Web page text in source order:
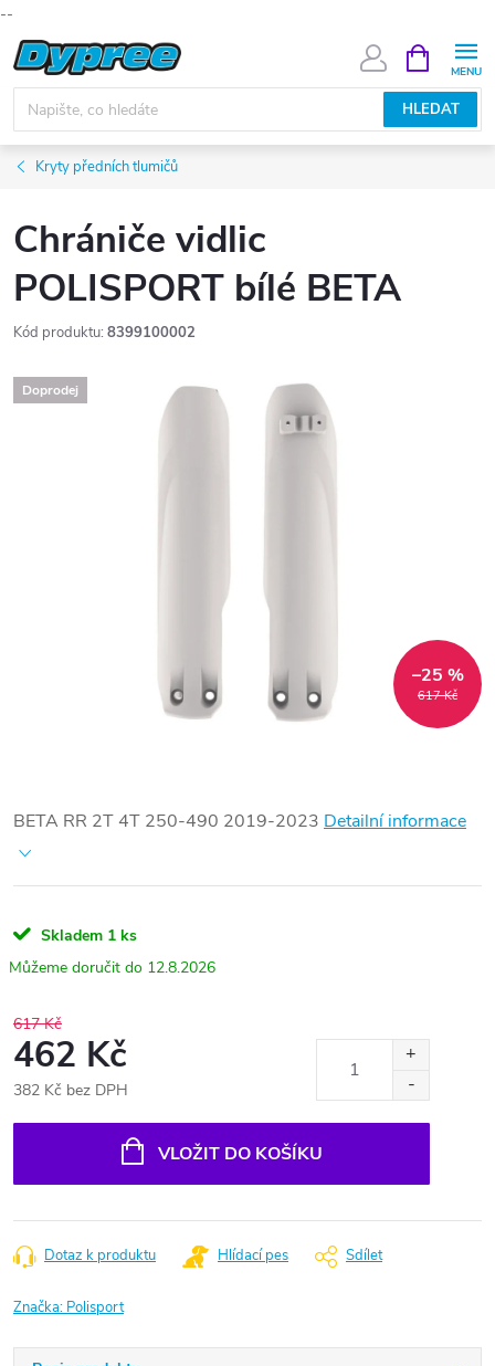
--
Přejít
na
obsah
HLEDAT
NÁKUPNÍ
KOŠÍK
Kryty předních tlumičů
Chrániče vidlic
POLISPORT bílé BETA
Kód produktu: 8399100002
Doprodej
617 Kč
–25 %
BETA RR 2T 4T 250-490 2019-2023 Detailní informace
Skladem 1 ks
12.8.2026
617 Kč
462 Kč
382 Kč bez DPH
VLOŽIT DO KOŠÍKU
Dotaz k produktu Hlídací pes Sdílet
Značka: Polisport